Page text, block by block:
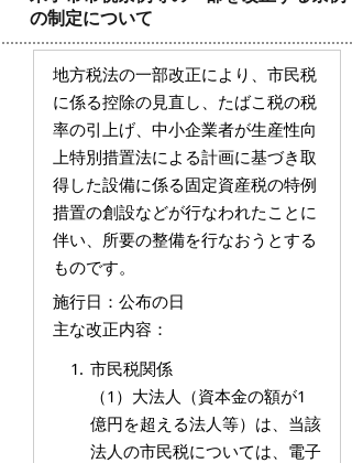
の制定について
地方税法の一部改正により、市民税
に係る控除の見直し、たばこ税の税
率の引上げ、中小企業者が生産性向
上特別措置法による計画に基づき取
得した設備に係る固定資産税の特例
措置の創設などが行なわれたことに
伴い、所要の整備を行なおうとする
ものです。
施行日：公布の日
主な改正内容：
市民税関係
（1）大法人（資本金の額が1
億円を超える法人等）は、当該
法人の市民税については、電子